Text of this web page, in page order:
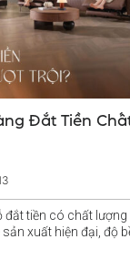
Đắt Tiền
tiền có chất
xuất hiện đại, độ